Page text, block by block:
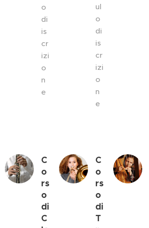
o
di
is
cr
izi
o
n
e
ul
o
di
is
cr
izi
o
n
e
C
o
rs
o
di
C
C
o
rs
o
di
T